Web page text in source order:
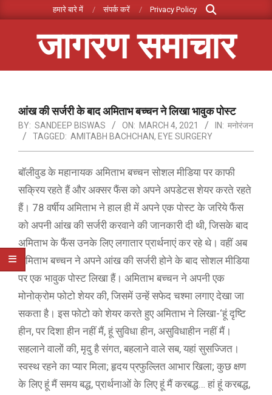
to
हमारे बारे में संपर्क करें Privacy Policy
Search
जागरण समाचार
Menuआंख की सर्जरी के बाद अमिताभ बच्चन ने लिखा भावुक पोस्ट
BY: SANDEEP BISWAS ON: MARCH 4, 2021 IN: मनोरंजन
TAGGED: AMITABH BACHCHAN, EYE SURGERY
बॉलीवुड के महानायक अमिताभ बच्चन सोशल मीडिया पर काफी
सक्रिय रहते हैं और अक्सर फैंस को अपने अपडेटस शेयर करते रहते
हैं। 78 वर्षीय अमिताभ ने हाल ही में अपने एक पोस्ट के जरिये फैंस
को अपनी आंख की सर्जरी करवाने की जानकारी दी थी, जिसके बाद
अमिताभ के फैंस उनके लिए लगातार प्रार्थनाएं कर रहे थे। वहीं अब
अमिताभ बच्चन ने अपने आंख की सर्जरी होने के बाद सोशल मीडिया
पर एक भावुक पोस्ट लिखा हैं। अमिताभ बच्चन ने अपनी एक
मोनोक्रोम फोटो शेयर की, जिसमें उन्हें सफेद चश्मा लगाए देखा जा
सकता है। इस फोटो को शेयर करते हुए अमिताभ ने लिखा-‘हूं दृष्टि
हीन, पर दिशा हीन नहीं मैं, हूं सुविधा हीन, असुविधाहीन नहीं मैं।
सहलाने वालों की, मृदु है संगत, बहलाने वाले सब, यहां सुसज्जित।
स्वस्थ रहने का प्यार मिला; हृदय प्रफुल्लित आभार खिला; कुछ क्षण
के लिए हूं मैं समय बद्ध, प्रार्थनाओं के लिए हूं मैं करबद्ध… हां हूं करबद्ध,